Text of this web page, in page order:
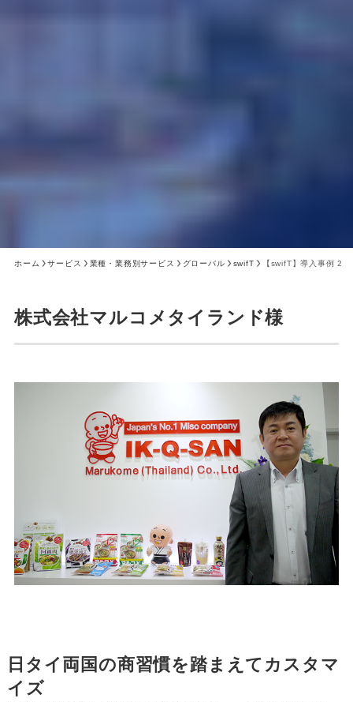
ホーム サービス 業種・業務別サービス グローバル swifT 【swifT】導入事例 2
株式会社マルコメタイランド様
日タイ両国の商習慣を踏まえてカスタマ
イズ